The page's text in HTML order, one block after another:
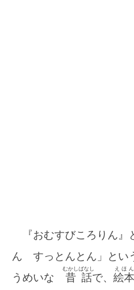
『おむすびころりん』
ん すっとんとん」と
うめいな 昔話
むかしばなし
で、 絵本
えほん